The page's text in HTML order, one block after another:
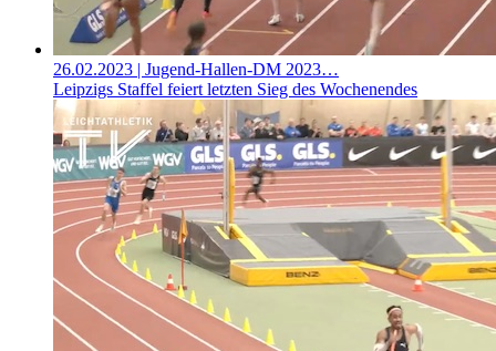
26.02.2023 | Jugend-Hallen-DM 2023…
Leipzigs Staffel feiert letzten Sieg des Wochenendes